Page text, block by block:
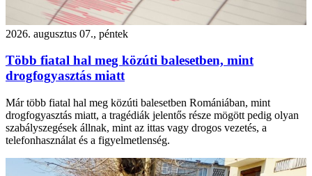
2026. augusztus 07., péntek
Több fiatal hal meg közúti balesetben, mint
drogfogyasztás miatt
Már több fiatal hal meg közúti balesetben Romániában, mint
drogfogyasztás miatt, a tragédiák jelentős része mögött pedig olyan
szabályszegések állnak, mint az ittas vagy drogos vezetés, a
telefonhasználat és a figyelmetlenség.